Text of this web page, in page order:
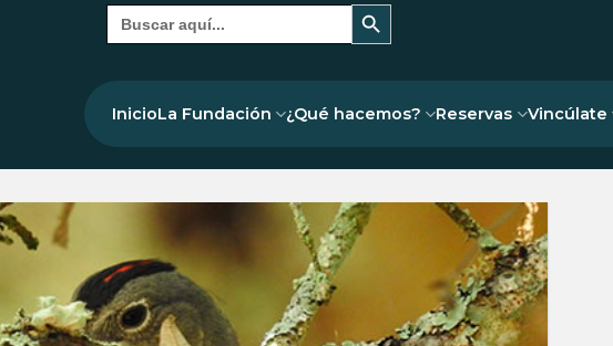
Buscar:
InicioLa Fundación ¿Qué hacemos? Reservas Vincúlate